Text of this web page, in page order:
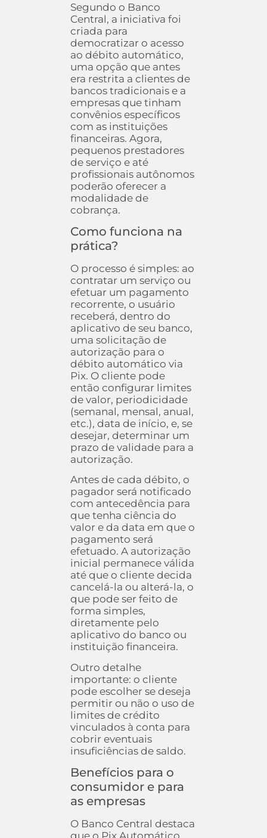
Segundo o Banco
Central, a iniciativa foi
criada para
democratizar o acesso
ao débito automático,
uma opção que antes
era restrita a clientes de
bancos tradicionais e a
empresas que tinham
convênios específicos
com as instituições
financeiras. Agora,
pequenos prestadores
de serviço e até
profissionais autônomos
poderão oferecer a
modalidade de
cobrança.
Como funciona na
prática?
O processo é simples: ao
contratar um serviço ou
efetuar um pagamento
recorrente, o usuário
receberá, dentro do
aplicativo de seu banco,
uma solicitação de
autorização para o
débito automático via
Pix. O cliente pode
então configurar limites
de valor, periodicidade
(semanal, mensal, anual,
etc.), data de início, e, se
desejar, determinar um
prazo de validade para a
autorização.
Antes de cada débito, o
pagador será notificado
com antecedência para
que tenha ciência do
valor e da data em que o
pagamento será
efetuado. A autorização
inicial permanece válida
até que o cliente decida
cancelá-la ou alterá-la, o
que pode ser feito de
forma simples,
diretamente pelo
aplicativo do banco ou
instituição financeira.
Outro detalhe
importante: o cliente
pode escolher se deseja
permitir ou não o uso de
limites de crédito
vinculados à conta para
cobrir eventuais
insuficiências de saldo.
Benefícios para o
consumidor e para
as empresas
O Banco Central destaca